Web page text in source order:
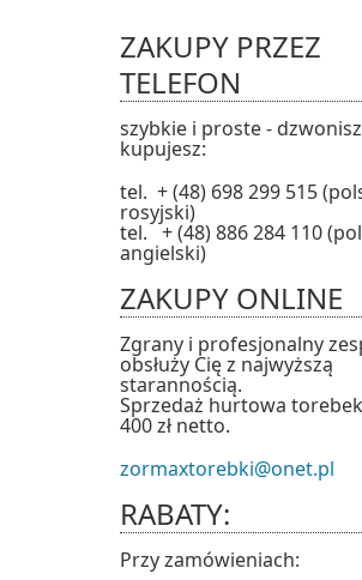
ZAKUPY PRZEZ
TELEFON
szybkie i proste -
kupujesz:
tel. + (48) 698 299 515
rosyjski)
tel. + (48) 886 284 110
angielski)
ZAKUPY ONLINE
Zgrany i profesjonalny
obsłuży Cię z najwyższą
starannością.
Sprzedaż hurtowa
400 zł netto.
zormaxtorebki@onet.pl
RABATY:
Przy zamówieniach: